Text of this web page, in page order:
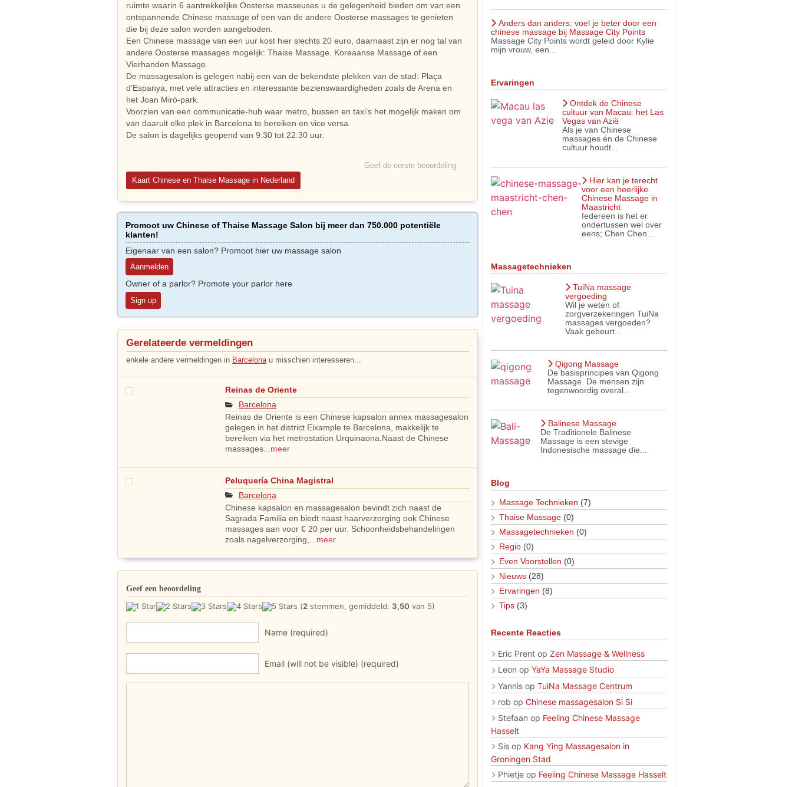
ruimte waarin 6 aantrekkelijke Oosterse masseuses u de gelegenheid bieden om van een
ontspannende Chinese massage of een van de andere Oosterse massages te genieten
die bij deze salon worden aangeboden.
Een Chinese massage van een uur kost hier slechts 20 euro, daarnaast zijn er nog tal van
andere Oosterse massages mogelijk: Thaise Massage, Koreaanse Massage of een
Vierhanden Massage.
De massagesalon is gelegen nabij een van de bekendste plekken van de stad: Plaça
d’Espanya, met vele attracties en interessante bezienswaardigheden zoals de Arena en
het Joan Miró-park.
Voorzien van een communicatie-hub waar metro, bussen en taxi’s het mogelijk maken om
van daaruit elke plek in Barcelona te bereiken ​​en vice versa.
De salon is dagelijks geopend van 9:30 tot 22:30 uur.
Geef de eerste beoordeling
Kaart Chinese en Thaise Massage in Nederland
Promoot uw Chinese of Thaise Massage Salon bij meer dan 750.000 potentiële
klanten!
Eigenaar van een salon? Promoot hier uw massage salon
Aanmelden
Owner of a parlor? Promote your parlor here
Sign up
Gerelateerde vermeldingen
enkele andere vermeldingen in Barcelona u misschien interesseren...
Reinas de Oriente
Barcelona
Reinas de Oriente is een Chinese kapsalon annex massagesalon
gelegen in het district Eixample te Barcelona, makkelijk te
bereiken via het metrostation Urquinaona.Naast de Chinese
massages...meer
Peluquería China Magistral
Barcelona
Chinese kapsalon en massagesalon bevindt zich naast de
Sagrada Familia en biedt naast haarverzorging ook Chinese
massages aan voor € 20 per uur. Schoonheidsbehandelingen
zoals nagelverzorging,
...meer
Geef een beoordeling
(2 stemmen, gemiddeld: 3,50 van 5)
Name (required)
Email (will not be visible) (required)
Anders dan anders: voel je beter door een
chinese massage bij Massage City Points
Massage City Points wordt geleid door Kylie
mijn vrouw, een...
Ervaringen
Ontdek de Chinese
cultuur van Macau: het Las
Vegas van Azië
Als je van Chinese
massages én de Chinese
cultuur houdt...
Hier kan je terecht
voor een heerlijke
Chinese Massage in
Maastricht
Iedereen is het er
ondertussen wel over
eens; Chen Chen...
Massagetechnieken
TuiNa massage
vergoeding
Wil je weten of
zorgverzekeringen TuiNa
massages vergoeden?
Vaak gebeurt...
Qigong Massage
De basisprincipes van Qigong
Massage. De mensen zijn
tegenwoordig overal...
Balinese Massage
De Traditionele Balinese
Massage is een stevige
Indonesische massage die...
Blog
Massage Technieken (7)
Thaise Massage (0)
Massagetechnieken (0)
Regio (0)
Even Voorstellen (0)
Nieuws (28)
Ervaringen (8)
Tips (3)
Recente Reacties
Eric Prentop Zen Massage & Wellness
Leon op YaYa Massage Studio
Yannisop TuiNa Massage Centrum
rob op Chinese massagesalon Si Si
Stefaan op Feeling Chinese Massage
Hasselt
Sisop Kang Ying Massagesalon in
Groningen Stad
Phietjeop Feeling Chinese Massage Hasselt